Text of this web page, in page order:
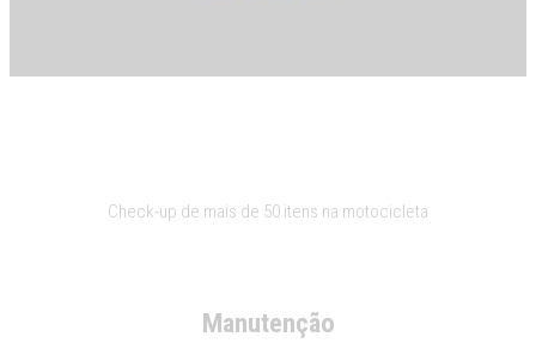
Check-up de mais de 50 itens na motocicleta
Manutenção